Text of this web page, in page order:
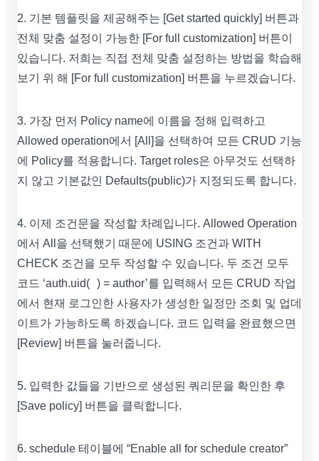
2. 기본 템플릿을 제공해주는 [Get started quickly] 버튼과
전체 맞춤 설정이 가능한 [For full customization] 버튼이
있습니다. 저희는 직접 전체 맞춤 설정하는 방법을 학습해
보기 위 해 [For full customization] 버튼을 누르겠습니다.
3. 가장 먼저 Policy name에 이름을 정해 입력하고
Allowed operation에서 [All]을 선택하여 모든 CRUD 기능
에 Policy를 적용합니다. Target roles은 아무것도 선택하
지 않고 기본값인 Defaults(public)가 지정되도록 합니다.
4. 이제 조건문을 작성할 차례입니다. Allowed Operation
에서 All을 선택했기 때문에 USING 조건과 WITH
CHECK 조건을 모두 작성할 수 있습니다. 두 조건 모두
코드 ‘auth.uid( ) = author’를 입력해서 모든 CRUD 작업
에서 현재 로그인한 사용자가 생성한 일정만 조회 및 업데
이트가 가능하도록 하겠습니다. 코드 입력을 완료했으면
[Review] 버튼을 눌러줍니다.
5. 입력한 값들을 기반으로 생성된 쿼리문을 확인한 후
[Save policy] 버튼을 클릭합니다.
6. schedule 테이블에 “Enable all for schedule creator”